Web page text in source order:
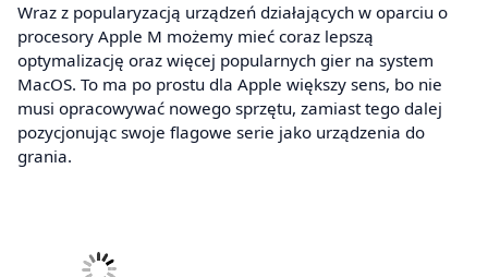
Wraz z popularyzacją urządzeń działających w oparciu o
procesory Apple M możemy mieć coraz lepszą
optymalizację oraz więcej popularnych gier na system
MacOS. To ma po prostu dla Apple większy sens, bo nie
musi opracowywać nowego sprzętu, zamiast tego dalej
pozycjonując swoje flagowe serie jako urządzenia do
grania.